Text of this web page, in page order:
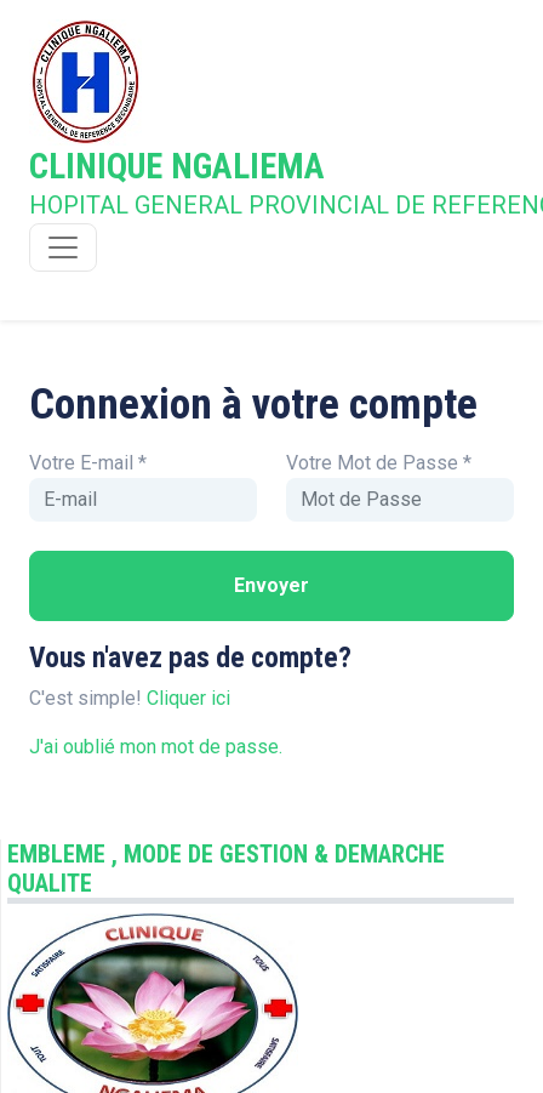
CLINIQUE NGALIEMA
HOPITAL GENERAL PROVINCIAL DE
Connexion à votre compte
Votre E-mail * Votre Mot de Passe *
Envoyer
Vous n'avez pas de compte?
C'est simple! Cliquer ici
J'ai oublié mon mot de passe.
EMBLEME , MODE DE GESTION & DEMARCHE
QUALITE